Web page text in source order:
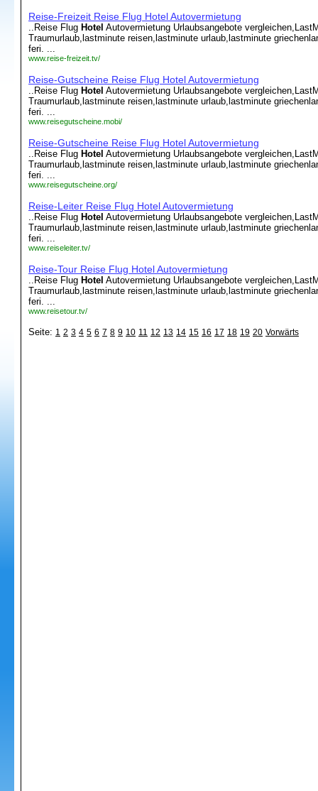
Reise-Freizeit Reise Flug Hotel Autovermietung
..Reise Flug Hotel Autovermietung Urlaubsangebote
Traumurlaub,lastminute reisen,lastminute urlaub,lastminute
feri. ...
www.reise-freizeit.tv/
Reise-Gutscheine Reise Flug Hotel Autovermietung
..Reise Flug Hotel Autovermietung Urlaubsangebote
Traumurlaub,lastminute reisen,lastminute urlaub,lastminute
feri. ...
www.reisegutscheine.mobi/
Reise-Gutscheine Reise Flug Hotel Autovermietung
..Reise Flug Hotel Autovermietung Urlaubsangebote
Traumurlaub,lastminute reisen,lastminute urlaub,lastminute
feri. ...
www.reisegutscheine.org/
Reise-Leiter Reise Flug Hotel Autovermietung
..Reise Flug Hotel Autovermietung Urlaubsangebote
Traumurlaub,lastminute reisen,lastminute urlaub,lastminute
feri. ...
www.reiseleiter.tv/
Reise-Tour Reise Flug Hotel Autovermietung
..Reise Flug Hotel Autovermietung Urlaubsangebote
Traumurlaub,lastminute reisen,lastminute urlaub,lastminute
feri. ...
www.reisetour.tv/
Seite: 1 2 3 4 5 6 7 8 9 10 11 12 13 14 15 16 17 18 19 20 Vorwärts